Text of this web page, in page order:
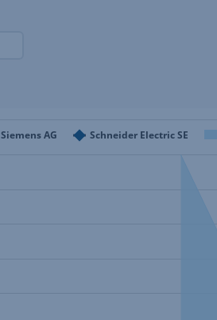
Siemens AG Schneider Electric SE